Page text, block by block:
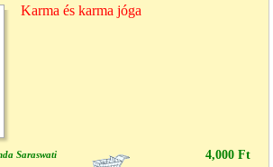
Karma és karma jóga
Saraswati 4,000 Ft